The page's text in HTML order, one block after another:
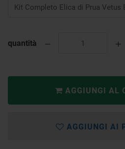
quantità
AGGIUNGI AL
AGGIUNGI AI